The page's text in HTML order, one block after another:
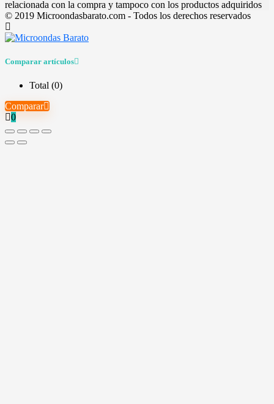
relacionada con la compra y tampoco con los productos adquiridos
© 2019 Microondasbarato.com - Todos los derechos reservados
Comparar artículos
Total (0)
Comparar
0